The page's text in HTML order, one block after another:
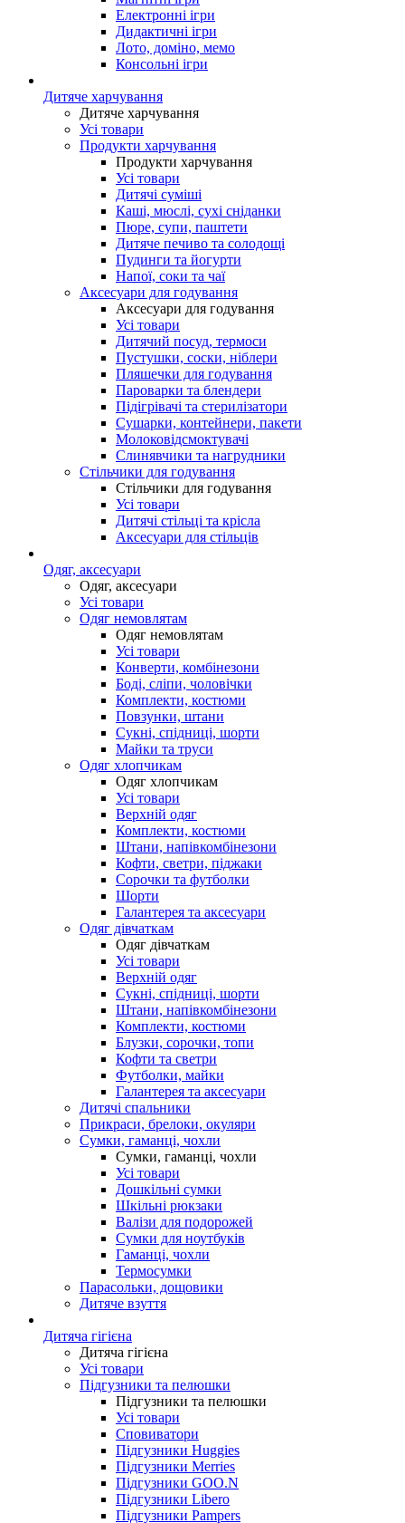
Електронні ігри
Дидактичні ігри
Лото, доміно, мемо
Консольні ігри
Дитяче харчування
Дитяче харчування
Усі товари
Продукти харчування
Продукти харчування
Усі товари
Дитячі суміші
Каші, мюслі, сухі сніданки
Пюре, супи, паштети
Дитяче печиво та солодощі
Пудинги та йогурти
Напої, соки та чаї
Аксесуари для годування
Аксесуари для годування
Усі товари
Дитячий посуд, термоси
Пустушки, соски, ніблери
Пляшечки для годування
Пароварки та блендери
Підігрівачі та стерилізатори
Сушарки, контейнери, пакети
Молоковідсмоктувачі
Слинявчики та нагрудники
Стільчики для годування
Стільчики для годування
Усі товари
Дитячі стільці та крісла
Аксесуари для стільців
Одяг, аксесуари
Одяг, аксесуари
Усі товари
Одяг немовлятам
Одяг немовлятам
Усі товари
Конверти, комбінезони
Боді, сліпи, чоловічки
Комплекти, костюми
Повзунки, штани
Сукні, спідниці, шорти
Майки та труси
Одяг хлопчикам
Одяг хлопчикам
Усі товари
Верхній одяг
Комплекти, костюми
Штани, напівкомбінезони
Кофти, светри, піджаки
Сорочки та футболки
Шорти
Галантерея та аксесуари
Одяг дівчаткам
Одяг дівчаткам
Усі товари
Верхній одяг
Сукні, спідниці, шорти
Штани, напівкомбінезони
Комплекти, костюми
Блузки, сорочки, топи
Кофти та светри
Футболки, майки
Галантерея та аксесуари
Дитячі спальники
Прикраси, брелоки, окуляри
Сумки, гаманці, чохли
Сумки, гаманці, чохли
Усі товари
Дошкільні сумки
Шкільні рюкзаки
Валізи для подорожей
Сумки для ноутбуків
Гаманці, чохли
Термосумки
Парасольки, дощовики
Дитяче взуття
Дитяча гігієна
Дитяча гігієна
Усі товари
Підгузники та пелюшки
Підгузники та пелюшки
Усі товари
Сповиватори
Підгузники Huggies
Підгузники Merries
Підгузники GOO.N
Підгузники Libero
Підгузники Pampers